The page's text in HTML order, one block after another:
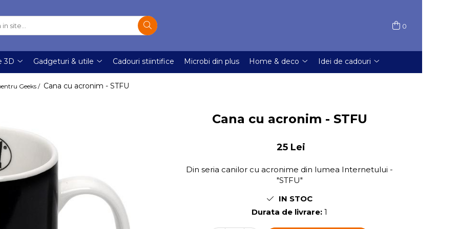
0
3D Gadgeturi & utile Cadouri stiintifice Microbi din plus Home & deco Idei de cadouri
Geeks / Cana cu acronim - STFU
Cana cu acronim - STFU
25 Lei
Din seria canilor cu acronime din lumea Internetului -
"STFU"
IN STOC
Durata de livrare: 1